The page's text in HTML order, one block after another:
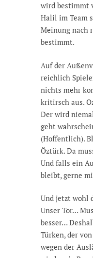
wird bestimmt
Halil im Team
Meinung nach
bestimmt.
Auf der
reichlich
nichts mehr
kritirsch aus.
Der wird
geht
(Hoffentlich).
Öztürk. Da
Und falls ein
bleibt, gerne
Und jetzt wohl
Unser Tor…
besser…
Türken, der
wegen der